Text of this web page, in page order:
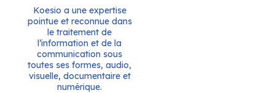
Koesio a une expertise
pointue et reconnue dans
le traitement de
l’information et de la
communication sous
toutes ses formes, audio,
visuelle, documentaire et
numérique.